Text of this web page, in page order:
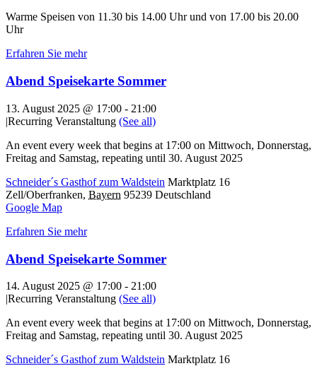
Warme Speisen von 11.30 bis 14.00 Uhr und von 17.00 bis 20.00
Uhr
Erfahren Sie mehr
Abend Speisekarte Sommer
13. August 2025 @ 17:00 - 21:00
|Recurring Veranstaltung (See all)
An event every week that begins at 17:00 on Mittwoch, Donnerstag,
Freitag and Samstag, repeating until 30. August 2025
Schneider´s Gasthof zum Waldstein Marktplatz 16
Zell/Oberfranken, Bayern 95239 Deutschland
Google Map
Erfahren Sie mehr
Abend Speisekarte Sommer
14. August 2025 @ 17:00 - 21:00
|Recurring Veranstaltung (See all)
An event every week that begins at 17:00 on Mittwoch, Donnerstag,
Freitag and Samstag, repeating until 30. August 2025
Schneider´s Gasthof zum Waldstein Marktplatz 16